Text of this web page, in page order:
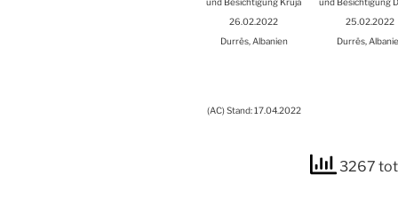
26.02.2022
25.02.2022
Durrës, Alba­ni­en
Durrës,
(AC) Stand: 17.04.2022
3267